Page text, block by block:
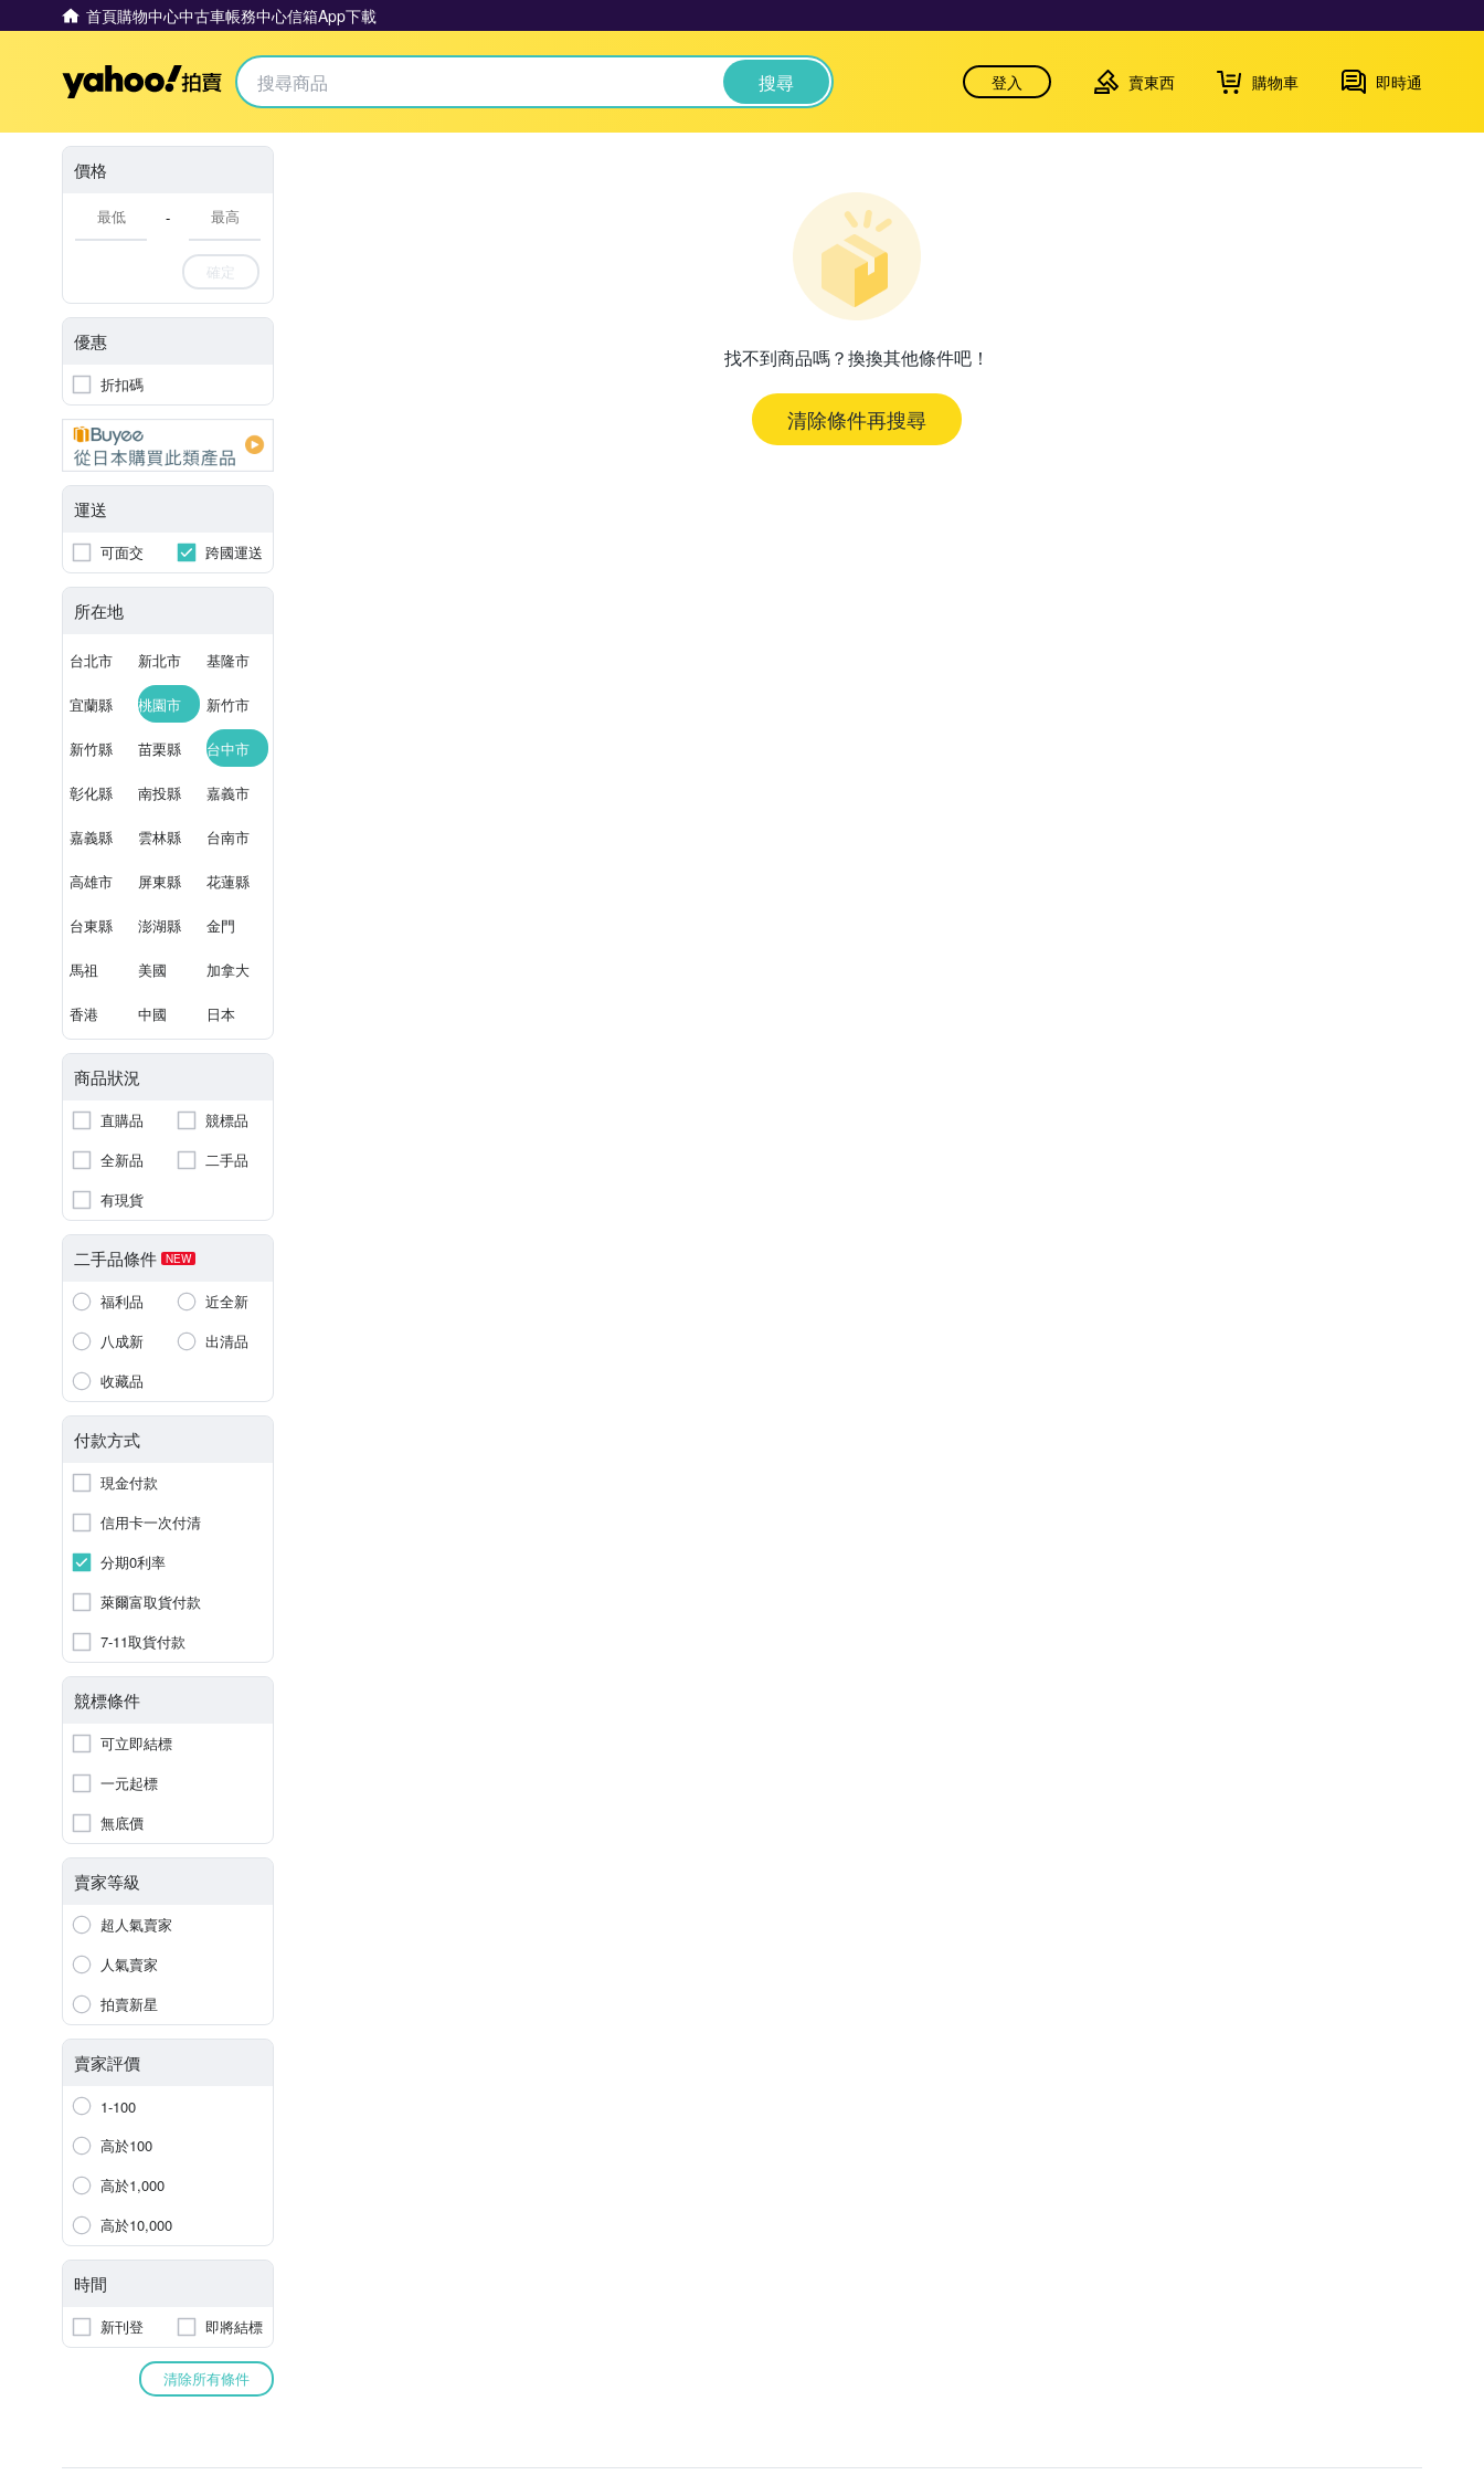
首頁購物中心中古車帳務中心信箱App下載
Yahoo拍賣 搜尋 登入 賣東西 購物車 即時通
價格
-
確定
優惠
折扣碼
運送
可面交 跨國運送
所在地
台北市 新北市 基隆市
宜蘭縣 桃園市 新竹市
新竹縣 苗栗縣 台中市
彰化縣 南投縣 嘉義市
嘉義縣 雲林縣 台南市
高雄市 屏東縣 花蓮縣
台東縣 澎湖縣 金門
馬祖 美國 加拿大
香港 中國 日本
商品狀況
直購品
競標品
全新品
二手品
有現貨
二手品條件 NEW
福利品
近全新
八成新
出清品
收藏品
付款方式
現金付款
信用卡一次付清
分期0利率
萊爾富取貨付款
7-11取貨付款
競標條件
可立即結標
一元起標
無底價
賣家等級
超人氣賣家
人氣賣家
拍賣新星
賣家評價
1-100
高於100
高於1,000
高於10,000
時間
新刊登 即將結標
清除所有條件
找不到商品嗎？換換其他條件吧！
清除條件再搜尋